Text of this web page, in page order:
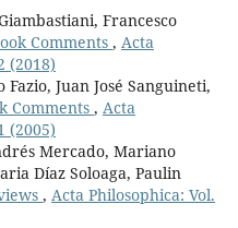
Francesco
Comments , Acta
(2018)
Juan José Sanguineti,
Comments , Acta
(2005)
Mercado, Mariano
Díaz Soloaga, Paulin
, Acta Philosophica: Vol.